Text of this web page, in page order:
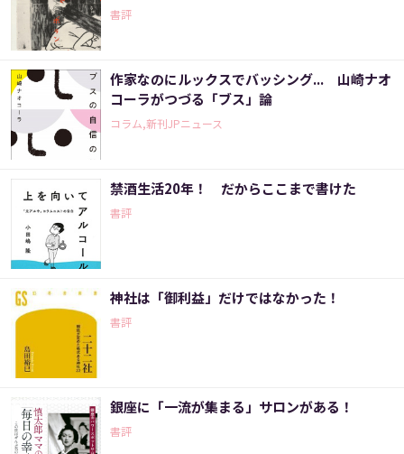
書評
作家なのにルックスでバッシング... 山崎ナオ
コーラがつづる「ブス」論
コラム,新刊JPニュース
禁酒生活20年！ だからここまで書けた
書評
神社は「御利益」だけではなかった！
書評
銀座に「一流が集まる」サロンがある！
書評